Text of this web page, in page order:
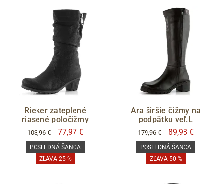
Rieker zateplené
riasené poločižmy
103,96 € 77,97 €
POSLEDNÁ ŠANCA
ZĽAVA 25 %
Ara širšie čižmy na
podpätku veľ.L
179,96 € 89,98 €
POSLEDNÁ ŠANCA
ZĽAVA 50 %